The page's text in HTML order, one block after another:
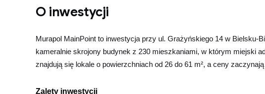
O inwestycji
Murapol MainPoint to inwestycja przy ul. Grażyńskiego 14 w Bielsku-
kameralnie skrojony budynek z 230 mieszkaniami, w którym miejski
znajdują się lokale o powierzchniach od 26 do 61 m², a ceny zaczynają
Zalety inwestycji